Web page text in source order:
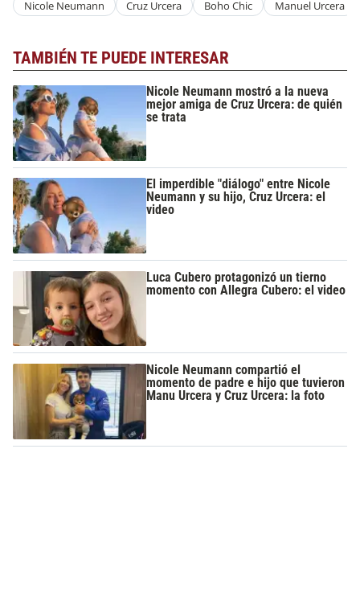
Nicole Neumann Cruz Urcera Boho Chic Manuel Urcera
TAMBIÉN TE PUEDE INTERESAR
Nicole Neumann mostró a la nueva
mejor amiga de Cruz Urcera: de quién
se trata
El imperdible "diálogo" entre Nicole
Neumann y su hijo, Cruz Urcera: el
video
Luca Cubero protagonizó un tierno
momento con Allegra Cubero: el video
Nicole Neumann compartió el
momento de padre e hijo que tuvieron
Manu Urcera y Cruz Urcera: la foto